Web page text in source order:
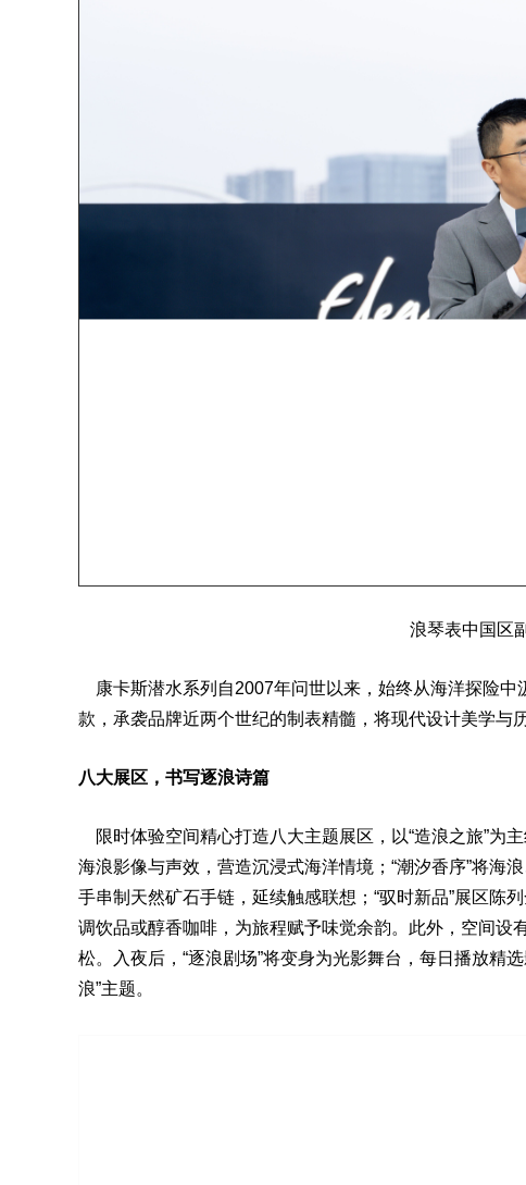
浪琴表中国区
康卡斯潜水系列自2007年问世以来，始终从海洋探险中
款，承袭品牌近两个世纪的制表精髓，将现代设计美学与
八大展区，书写逐浪诗篇
限时体验空间精心打造八大主题展区，以“造浪之旅”为
海浪影像与声效，营造沉浸式海洋情境；“潮汐香序”将海
手串制天然矿石手链 ，延续触感联想；“驭时新品”展区陈
调饮品或醇香咖啡，为旅程赋予味觉余韵。此外，空间设
松。入夜后，“逐浪剧场”将变身为光影舞台，每日播放精
浪”主题。